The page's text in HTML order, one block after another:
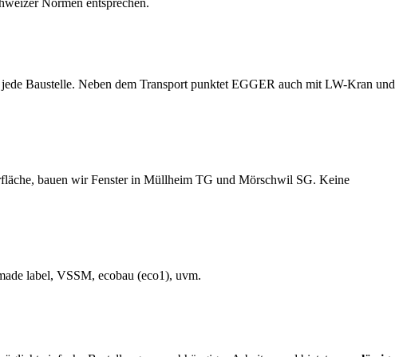
Normen entsprechen.
Baustelle. Neben dem Transport punktet EGGER auch mit LW-Kran und
bauen wir Fenster in Müllheim TG und Mörschwil SG. Keine
label, VSSM, ecobau (eco1), uvm.